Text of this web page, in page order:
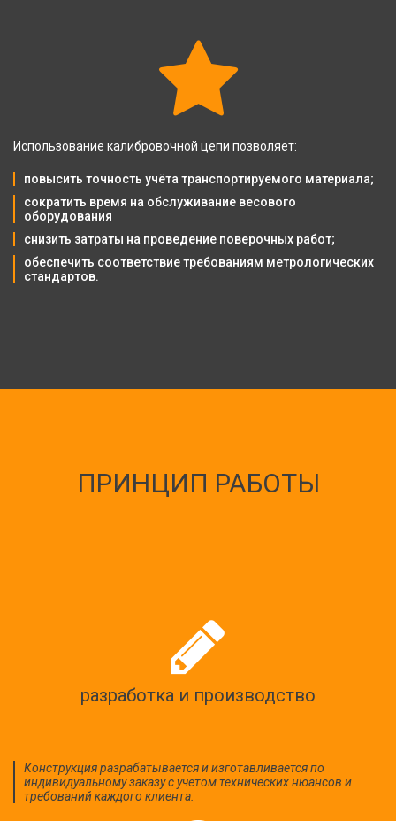
Использование калибровочной цепи позволяет:
повысить точность учёта транспортируемого материала;
сократить время на обслуживание весового
оборудования
снизить затраты на проведение поверочных работ;
обеспечить соответствие требованиям метрологических
стандартов.
ПРИНЦИП РАБОТЫ
разработка и производство
Конструкция разрабатывается и изготавливается по
индивидуальному заказу с учетом технических нюансов и
требований каждого клиента.